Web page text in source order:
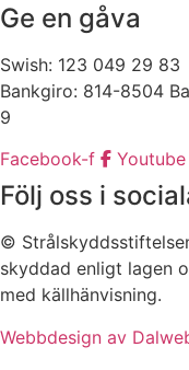
Ge en gåva
Swish: 123 049 29 83
Bankgiro: 814-8504
9
Facebook-f
Youtube
Följ oss i
©
skyddad enligt lagen
med källhänvisning.
Webbdesign av